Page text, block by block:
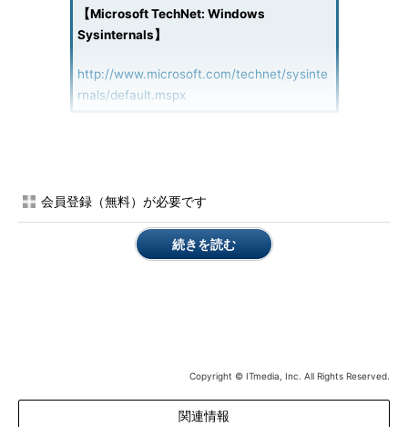
【Microsoft TechNet: Windows
Sysinternals】
http://www.microsoft.com/technet/sysinte
rnals/default.mspx
を表示するものなど、不正なプロセスや挙動がないかを把握する
ことも可能だ。今回はこのツール群から、システムのチェックに
必要なもの、運用管理に便利なものをいくつかピックアップして
セス管理のためのツールである。
会員登録（無料）が必要です
続きを読む
Copyright © ITmedia, Inc. All Rights Reserved.
関連情報